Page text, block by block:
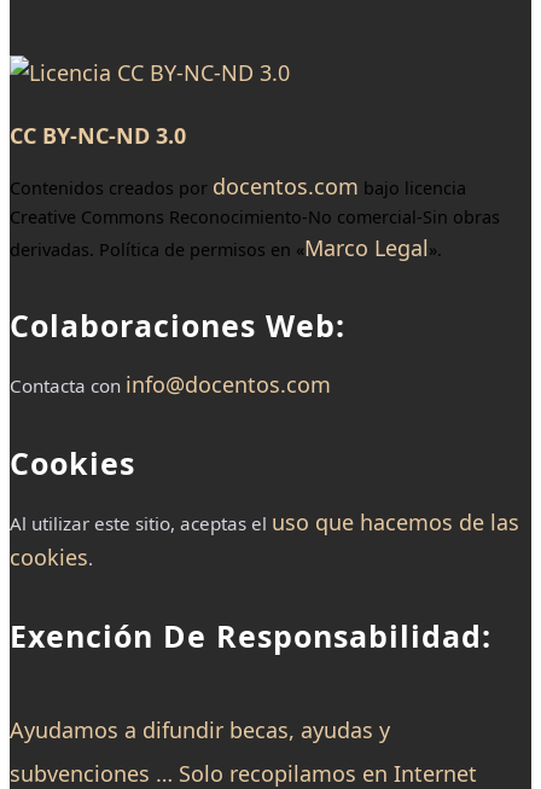
CC BY-NC-ND 3.0
Contenidos creados por docentos.com bajo licencia
Creative Commons Reconocimiento-No comercial-Sin obras
derivadas. Política de permisos en «Marco Legal».
Colaboraciones Web:
Contacta con info@docentos.com
Cookies
Al utilizar este sitio, aceptas el uso que hacemos de las
cookies.
Exención De Responsabilidad:
Ayudamos a difundir becas, ayudas y
subvenciones … Solo recopilamos en Internet